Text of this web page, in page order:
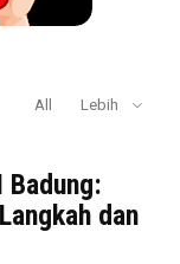
All Lebih
Badung:
dan